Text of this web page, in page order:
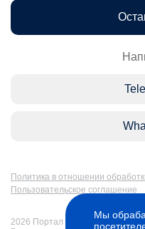
Политика в отношении
Пользовательское соглашение
2026 Портал Бакалавр-Магистр:
Мы